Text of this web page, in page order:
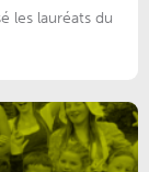
les lauréats du